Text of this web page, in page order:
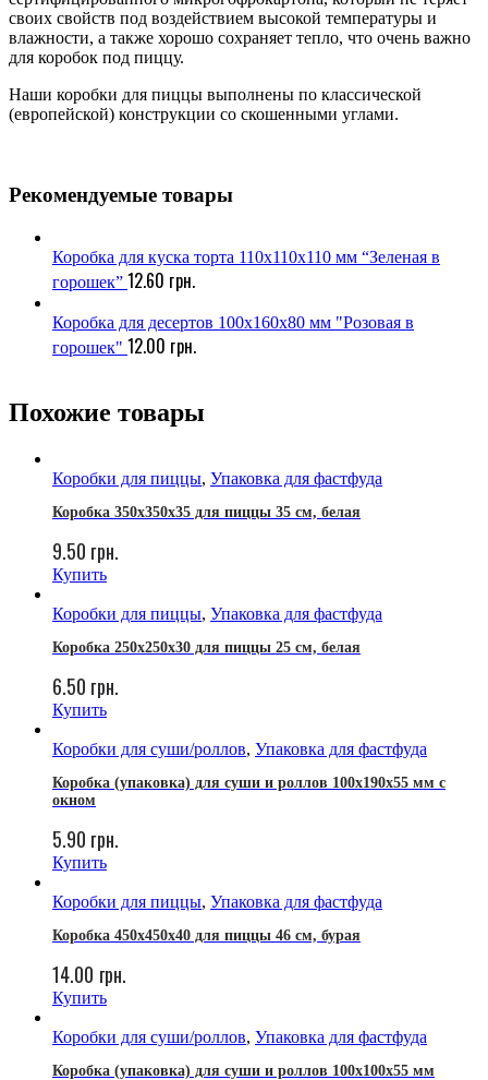
своих свойств под воздействием высокой температуры и
влажности, а также хорошо сохраняет тепло, что очень важно
для коробок под пиццу.
Наши коробки для пиццы выполнены по классической
(европейской) конструкции со скошенными углами.
Рекомендуемые товары
Коробка для куска торта 110х110х110 мм “Зеленая в
горошек” 12.60 грн.
Коробка для десертов 100х160х80 мм "Розовая в
горошек" 12.00 грн.
Похожие товары
Коробки для пиццы, Упаковка для фастфуда
Коробка 350х350х35 для пиццы 35 см, белая
9.50 грн.
Купить
Коробки для пиццы, Упаковка для фастфуда
Коробка 250х250х30 для пиццы 25 см, белая
6.50 грн.
Купить
Коробки для суши/роллов, Упаковка для фастфуда
Коробка (упаковка) для суши и роллов 100x190x55 мм с
окном
5.90 грн.
Купить
Коробки для пиццы, Упаковка для фастфуда
Коробка 450х450х40 для пиццы 46 см, бурая
14.00 грн.
Купить
Коробки для суши/роллов, Упаковка для фастфуда
Коробка (упаковка) для суши и роллов 100x100x55 мм